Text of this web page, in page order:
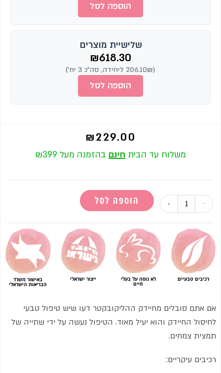
₪229.00
משלוח עד הבית חינם בהזמנה מעל ₪399
-
+ הוספה לסל
רכיבים טבעיים לא נוסה על בעלי
חיים
ייצור ישראלי באישור משרד
הבריאות הישראלי
אם אתם סובלים מחיידק ההליקובקטר דעו שיש טיפול טבעי
לחיסול החיידק והוא יעיל מאוד. הטיפול נעשה על ידי שתייה של
תמצית צמחים.
רכיבים עיקריים:
הוספה לסל
שלישיית מוצרים
₪618.30
(206.10₪ ליחידה, סה"כ 3 יח')
הוספה לסל